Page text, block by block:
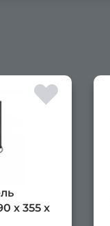
х 355 х